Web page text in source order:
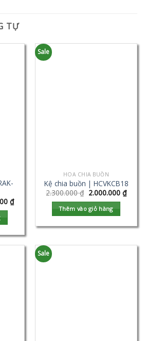
TỰ
₫
Sale
HOA CHIA BUỒN
Kệ chia buồn | HCVKCB18
2.300.000₫ 2.000.000 ₫
Thêm vào giỏ hàng
Sale